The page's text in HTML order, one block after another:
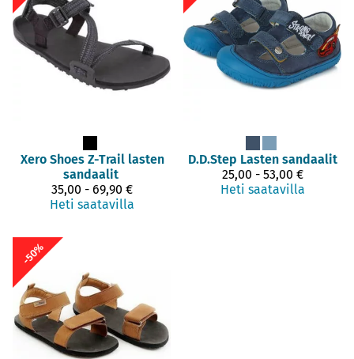
Xero Shoes Z-Trail lasten
sandaalit
35,00 - 69,90 €
Heti saatavilla
D.D.Step Lasten sandaalit
25,00 - 53,00 €
Heti saatavilla
-50%